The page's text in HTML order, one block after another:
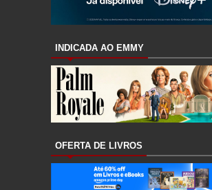
INDICADA AO EMMY
OFERTA DE LIVROS